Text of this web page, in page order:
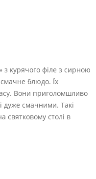
з курячого філе з сирною
блюдо. Їх
Вони приголомшливо
дуже смачними. Такі
святковому столі в